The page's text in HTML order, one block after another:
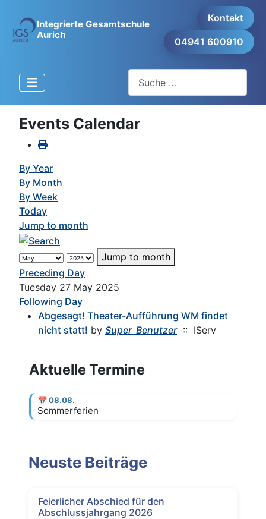
Integrierte Gesamtschule
Aurich
Kontakt
04941 600910
Events Calendar
By Year
By Month
By Week
Today
Jump to month
Jump to month
Preceding Day
Tuesday 27 May 2025
Following Day
Abgesagt! Theater-Aufführung WM findet
nicht statt! by Super_Benutzer:: IServ
Aktuelle Termine
📅 08.08.
Sommerferien
Neuste Beiträge
Feierlicher Abschied für den
Abschlussjahrgang 2026